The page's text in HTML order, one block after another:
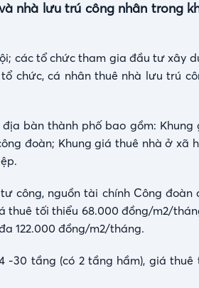
nhà lưu trú công nhân trong
các tổ chức tham gia đầu tư xây
chức, cá nhân thuê nhà lưu trú
bàn thành phố bao gồm: Khung
đoàn; Khung giá thuê nhà ở xã
công, nguồn tài chính Công đoàn
thuê tối thiểu 68.000 đồng/m2/
122.000 đồng/m2/tháng.
-30 tầng (có 2 tầng hầm), giá thuê